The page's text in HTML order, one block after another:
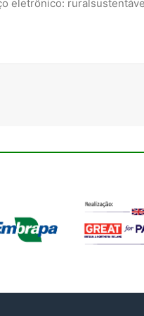
eletrônico: